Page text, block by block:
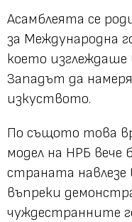
Асамблеята се
за Международна
което
Западът да
изкуството.
По същото това
модел на НРБ вече
страната навлезе
въпреки
чуждестранните